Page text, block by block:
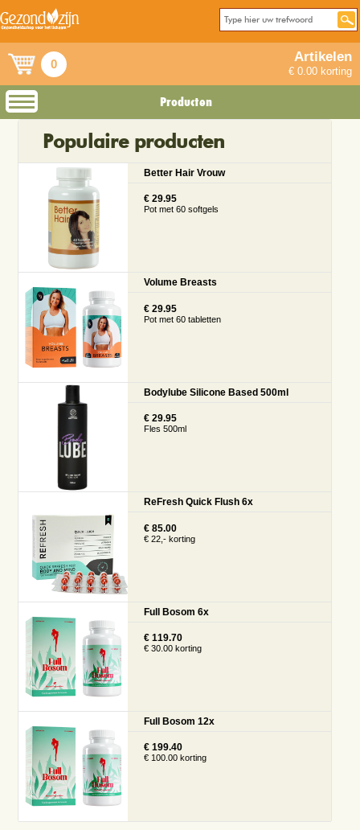
0 Artikelen
€ 0.00 korting
Producten
Populaire producten
Better Hair Vrouw
€ 29.95
Pot met 60 softgels
Volume Breasts
€ 29.95
Pot met 60 tabletten
Bodylube Silicone Based 500ml
€ 29.95
Fles 500ml
ReFresh Quick Flush 6x
€ 85.00
€ 22,- korting
Full Bosom 6x
€ 119.70
€ 30.00 korting
Full Bosom 12x
€ 199.40
€ 100.00 korting